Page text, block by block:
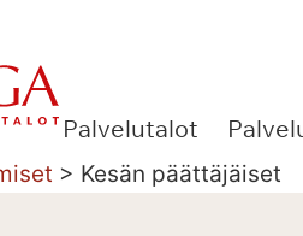
Palvelutalot
> Kesän päättäjäiset